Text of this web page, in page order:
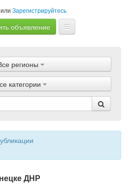
или Зарегистрируйтесь
объявление
Объявления
Магазины
Услуги
Статьи
регионы
категории
ДНР